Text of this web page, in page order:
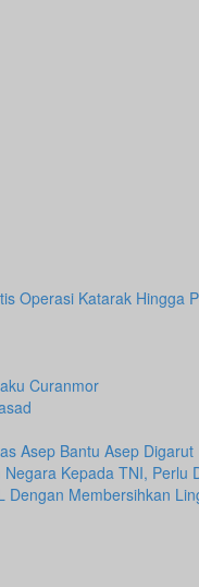
Operasi Katarak Hingga
Curanmor
Asep Bantu Asep Digarut
Kepada TNI,
Dengan Membersihkan